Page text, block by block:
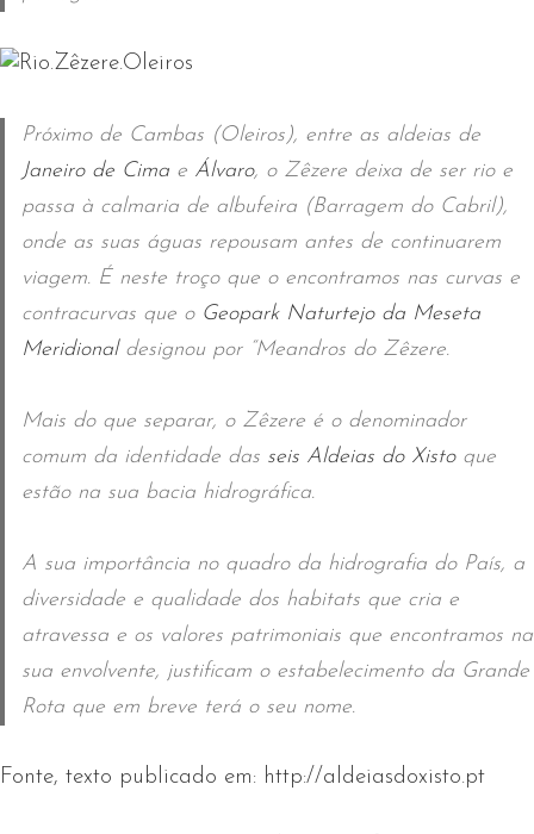
Próximo de Cambas (Oleiros), entre as aldeias de
Janeiro de Cima e Álvaro, o Zêzere deixa de ser rio e
passa à calmaria de albufeira (Barragem do Cabril),
onde as suas águas repousam antes de continuarem
viagem. É neste troço que o encontramos nas curvas e
contracurvas que o Geopark Naturtejo da Meseta
Meridionaldesignou por “Meandros do Zêzere.
Mais do que separar, o Zêzere é o denominador
comum da identidade das seis Aldeias do Xistoque
estão na sua bacia hidrográfica.
A sua importância no quadro da hidrografia do País, a
diversidade e qualidade dos habitats que cria e
atravessa e os valores patrimoniais que encontramos na
sua envolvente, justificam o estabelecimento da Grande
Rota que em breve terá o seu nome.
Fonte, texto publicado em: http://aldeiasdoxisto.pt